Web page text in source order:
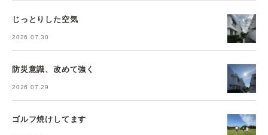
じっとりした空気
2026.07.30
防災意識、改めて強く
2026.07.29
ゴルフ焼けしてます